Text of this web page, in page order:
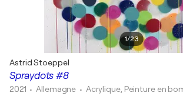
1/23
Spraydots #8
Astrid Stoeppel
2021 • Allemagne • Acrylique, Peinture en